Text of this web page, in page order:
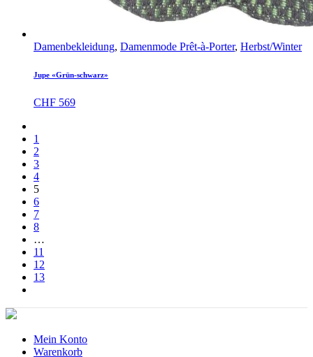
Damenbekleidung, Damenmode Prêt-à-Porter, Herbst/Winter
Jupe «Grün-schwarz»
CHF 569
1
2
3
4
5
6
7
8
…
11
12
13
Mein Konto
Warenkorb